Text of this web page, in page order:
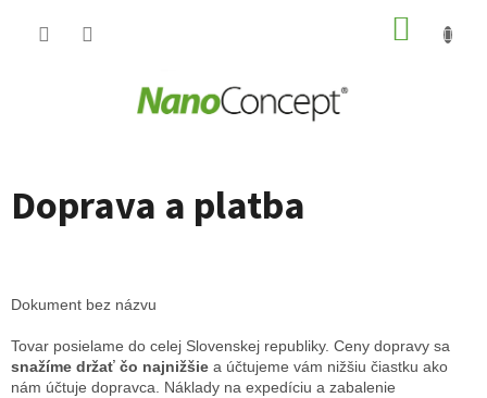
Doprava a platba
Dokument bez názvu
Tovar posielame do celej Slovenskej republiky. Ceny dopravy sa
snažíme držať čo najnižšie a účtujeme vám nižšiu čiastku ako
nám účtuje dopravca. Náklady na expedíciu a zabalenie